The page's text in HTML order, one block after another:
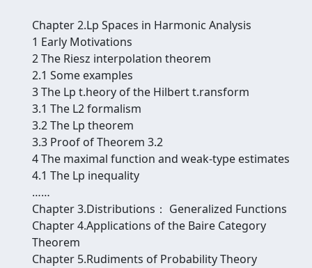
Chapter 2.Lp Spaces in Harmonic Analysis
1 Early Motivations
2 The Riesz interpolation theorem
2.1 Some examples
3 The Lp t.heory of the Hilbert t.ransform
3.1 The L2 formalism
3.2 The Lp theorem
3.3 Proof of Theorem 3.2
4 The maximal function and weak-type estimates
4.1 The Lp inequality
……
Chapter 3.Distributions： Generalized Functions
Chapter 4.Applications of the Baire Category
Theorem
Chapter 5.Rudiments of Probability Theory